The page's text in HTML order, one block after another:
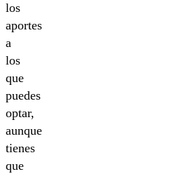
los
aportes
a
los
que
puedes
optar,
aunque
tienes
que